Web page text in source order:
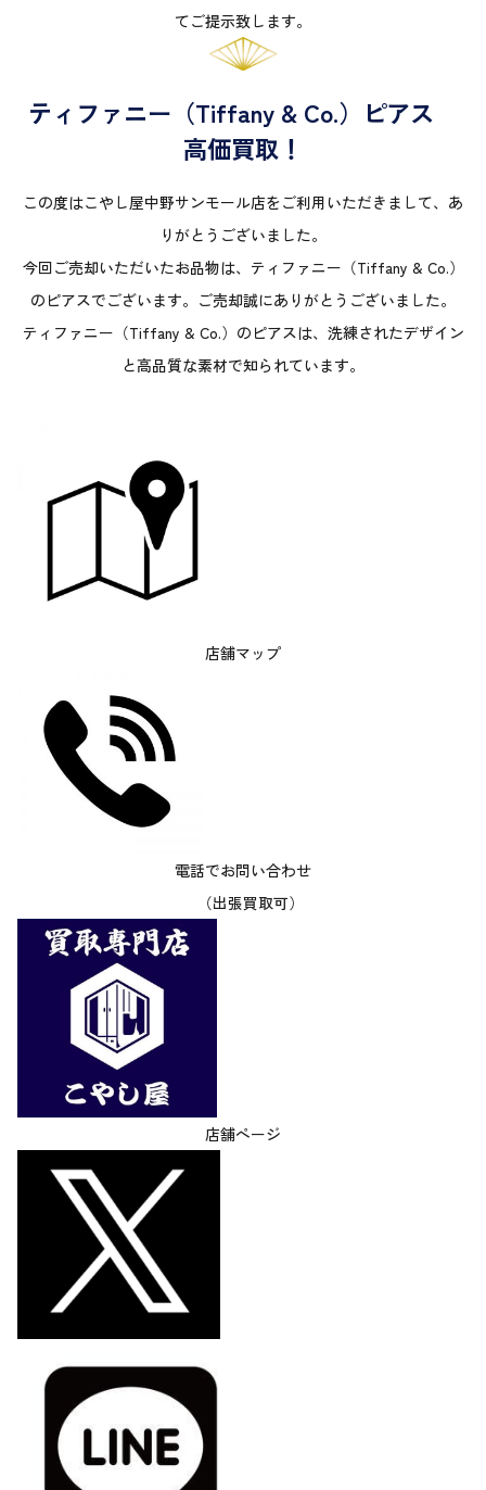
てご提示致します。
ティファニー（Tiffany & Co.）ピアス
高価買取！
この度はこやし屋中野サンモール店をご利用いただきまして、あ
りがとうございました。
今回ご売却いただいたお品物は、ティファニー（Tiffany & Co.）
のピアスでございます。ご売却誠にありがとうございました。
ティファニー（Tiffany & Co.）のピアスは、洗練されたデザイン
と高品質な素材で知られています。
店舗マップ
電話でお問い合わせ
（出張買取可）
店舗ページ